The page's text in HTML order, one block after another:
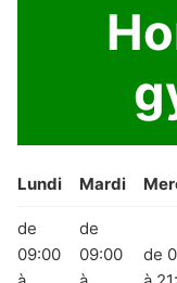
Lundi Mardi
de
09:00
de
09:00
de